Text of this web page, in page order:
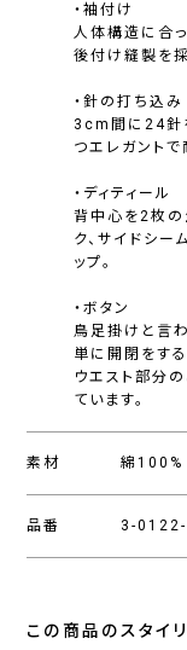
・袖付け
人体構造に合
後付け縫製を採
・針の打ち込み
3cm間に24針
つエレガント
・ディティール
背中心を2枚の
ク、サイドシー
ップ。
・ボタン
鳥足掛けと言
単に開閉をす
ウエスト部分
ています。
素材 綿100%
品番 3-0122-
この商品のスタイ